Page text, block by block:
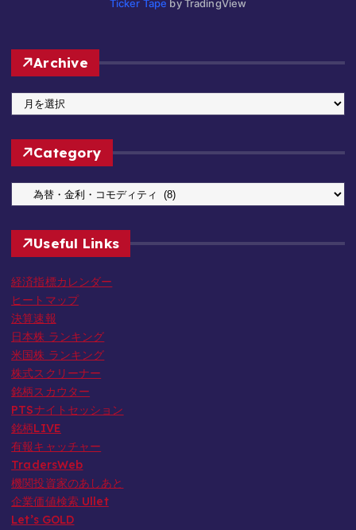
Ticker Tape by TradingView
Archive
r
c
e
Category
a
t
o
r
y
Useful Links
経済指標カレンダー
ヒートマップ
決算速報
日本株 ランキング
米国株 ランキング
株式スクリーナー
銘柄スカウター
PTSナイトセッション
銘柄LIVE
有報キャッチャー
TradersWeb
機関投資家のあしあと
企業価値検索 Ullet
Let’s GOLD